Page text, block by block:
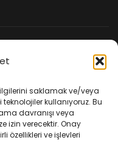
saklamak ve/veya
kullanıyoruz. Bu
davranışı veya
izin verecektir. Onay
özellikleri ve işlevleri